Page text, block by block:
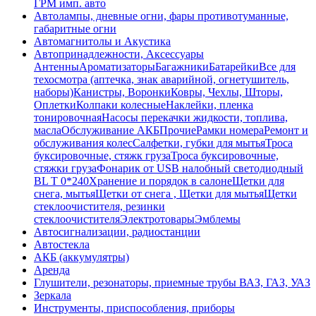
ГРМ имп. авто
Автолампы, дневные огни, фары противотуманные,
габаритные огни
Автомагнитолы и Акустика
Автопринадлежности, Аксессуары
АнтенныАроматизаторыБагажникиБатарейкиВсе для
техосмотра (аптечка, знак аварийной, огнетушитель,
наборы)Канистры, ВоронкиКовры, Чехлы, Шторы,
ОплеткиКолпаки колесныеНаклейки, пленка
тонировочнаяНасосы перекачки жидкости, топлива,
маслаОбслуживание АКБПрочиеРамки номераРемонт и
обслуживания колесСалфетки, губки для мытьяТроса
буксировочные, стяжк грузаТроса буксировочные,
стяжки грузаФонарик от USB налобный светодиодный
BL T 0*240Хранение и порядок в салонеЩетки для
снега, мытьяЩетки от снега , Щетки для мытьяЩетки
стеклоочистителя, резинки
стеклоочистителяЭлектротоварыЭмблемы
Автосигнализации, радиостанции
Автостекла
АКБ (аккумулятры)
Аренда
Глушители, резонаторы, приемные трубы ВАЗ, ГАЗ, УАЗ
Зеркала
Инструменты, приспособления, приборы